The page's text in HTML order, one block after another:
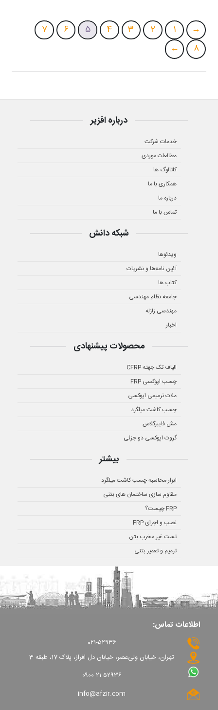
→
1
2
3
4
5
6
7
8
←
درباره افزیر
خدمات شرکت
مطالعات موردی
کاتالوگ ها
همکاری با ما
درباره ما
تماس با ما
شبکه دانش
ویدئوها
آئین نامه‌ها و نشریات
کتاب ها
جامعه نظام مهندسی
مهندسی زلزله
اخبار
محصولات پیشنهادی
الیاف تک جهته CFRP
چسب اپوکسی FRP
ملات ترمیمی اپوکسی
چسب کاشت میلگرد
مش فایبرگلاس
گروت اپوکسی دو جزئی
بیشتر
ابزار محاسبه چسب کاشت میلگرد
مقاوم سازی ساختمان های بتنی
FRP چیست؟
نصب و اجرای FRP
تست غیر مخرب بتن
ترمیم و تعمیر بتنی
اطلاعات تماس:
۰۲۱-۵۲۹۳۶
تهران، خیابان ولی‌عصر، خیابان دل افراز، پلاک 17، طبقه 3
۰۹۰۰ ۲۱ ۵۲۹۳۶
info@afzir.com